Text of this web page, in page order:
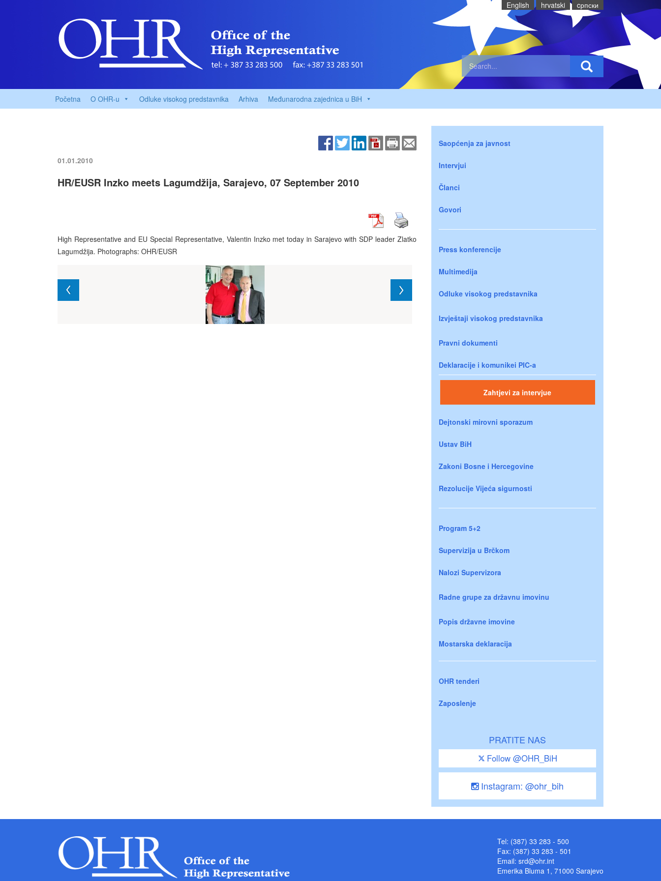
English hrvatski cрпски
Početna O OHR-u Odluke visokog predstavnika Arhiva Međunarodna zajednica u BiH
01.01.2010
HR/EUSR Inzko meets Lagumdžija, Sarajevo, 07 September 2010
High Representative and EU Special Representative, Valentin Inzko met today in Sarajevo with SDP leader Zlatko
Lagumdžija. Photographs: OHR/EUSR
Saopćenja za javnost
Intervjui
Članci
Govori
Press konferencije
Multimedija
Odluke visokog predstavnika
Izvještaji visokog predstavnika
Pravni dokumenti
Deklaracije i komunikei PIC-a
Zahtjevi za intervjue
Dejtonski mirovni sporazum
Ustav BiH
Zakoni Bosne i Hercegovine
Rezolucije Vijeća sigurnosti
Program 5+2
Supervizija u Brčkom
Nalozi Supervizora
Radne grupe za državnu imovinu
Popis državne imovine
Mostarska deklaracija
OHR tenderi
Zaposlenje
PRATITE NAS
Follow @OHR_BiH
Instagram: @ohr_bih
Tel: (387) 33 283 - 500
Fax: (387) 33 283 - 501
Email: srd@ohr.int
Emerika Bluma 1, 71000 Sarajevo